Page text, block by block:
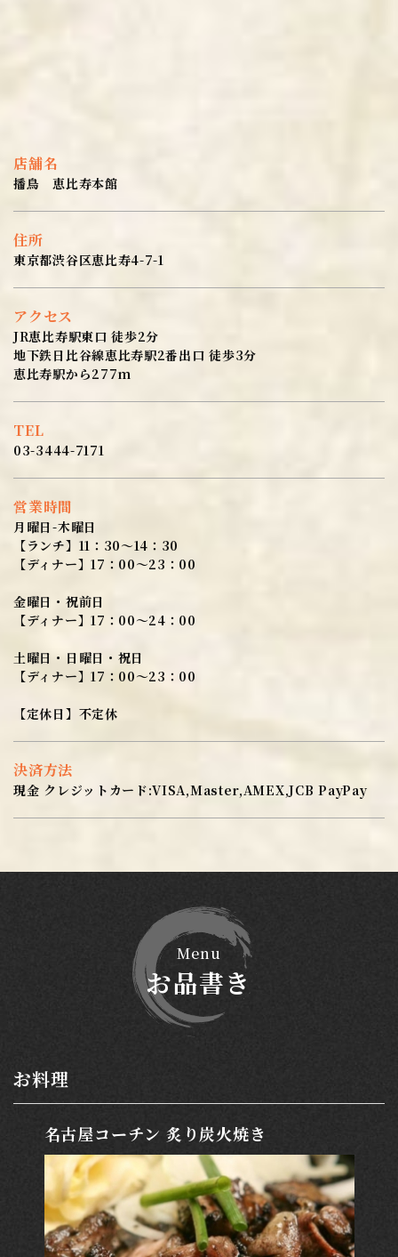
店舗名
播鳥 恵比寿本館
住所
東京都渋谷区恵比寿4-7-1
アクセス
JR恵比寿駅東口 徒歩2分
地下鉄日比谷線恵比寿駅2番出口 徒歩3分
恵比寿駅から277m
TEL
03-3444-7171
営業時間
月曜日-木曜日
【ランチ】11：30～14：30
【ディナー】17：00～23：00
金曜日・祝前日
【ディナー】17：00～24：00
土曜日・日曜日・祝日
【ディナー】17：00～23：00
【定休日】不定休
決済方法
現金 クレジットカード:VISA,Master,AMEX,JCB PayPay
Menu
お品書き
お料理
名古屋コーチン 炙り炭火焼き